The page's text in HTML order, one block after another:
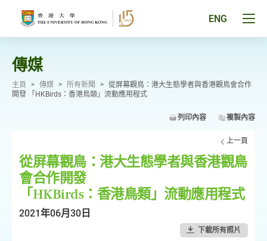
ENG
傳媒
主頁 > 傳媒 > 所有新聞 > 從屏幕觀鳥：港大生態學者與香港觀鳥會合作
開發 「HKBirds：香港鳥類」流動應用程式
列印內容 複製內容
上一頁
從屏幕觀鳥：港大生態學者與香港觀鳥
會合作開發
「HKBirds：香港鳥類」流動應用程式
2021年06月30日
下載所有照片